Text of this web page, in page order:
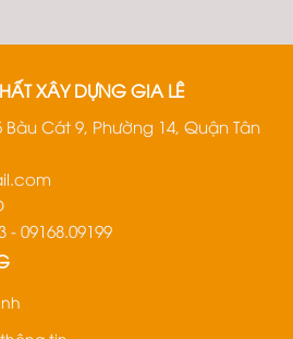
XÂY DỰNG GIA LÊ
Cát 9, Phường 14, Quận Tân
- 09168.09199